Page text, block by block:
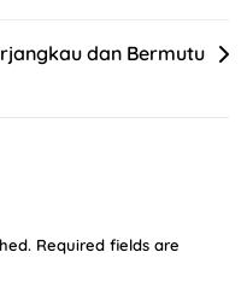
dan Bermutu
Required fields are